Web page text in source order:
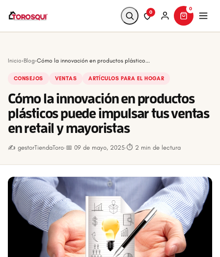
0
0
Inicio›Blog›Cómo la innovación en productos plástico...
CONSEJOS VENTAS ARTÍCULOS PARA EL HOGAR
Cómo la innovación en productos
plásticos puede impulsar tus ventas
en retail y mayoristas
✍️ gestorTiendaToro·📅 09 de mayo, 2025·⏱ 2 min de lectura